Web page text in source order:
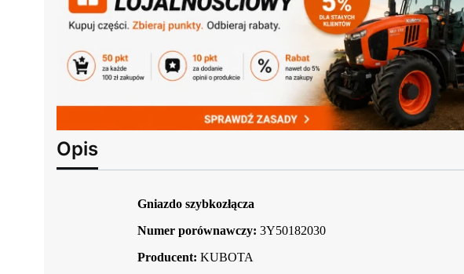
Opis
Gniazdo szybkozłącza
Numer porównawczy: 3Y50182030
Producent: KUBOTA